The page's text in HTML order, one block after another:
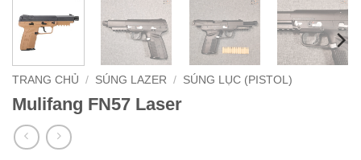
TRANG CHỦ / SÚNG LAZER / SÚNG LỤC (PISTOL)
Mulifang FN57 Laser